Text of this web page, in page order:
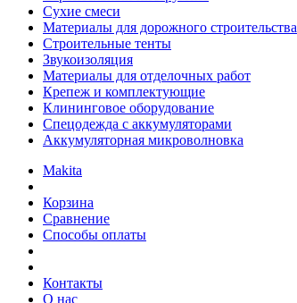
Сухие смеси
Материалы для дорожного строительства
Строительные тенты
Звукоизоляция
Материалы для отделочных работ
Крепеж и комплектующие
Клининговое оборудование
Спецодежда с аккумуляторами
Аккумуляторная микроволновка
Makita
Корзина
Сравнение
Способы оплаты
Контакты
О нас